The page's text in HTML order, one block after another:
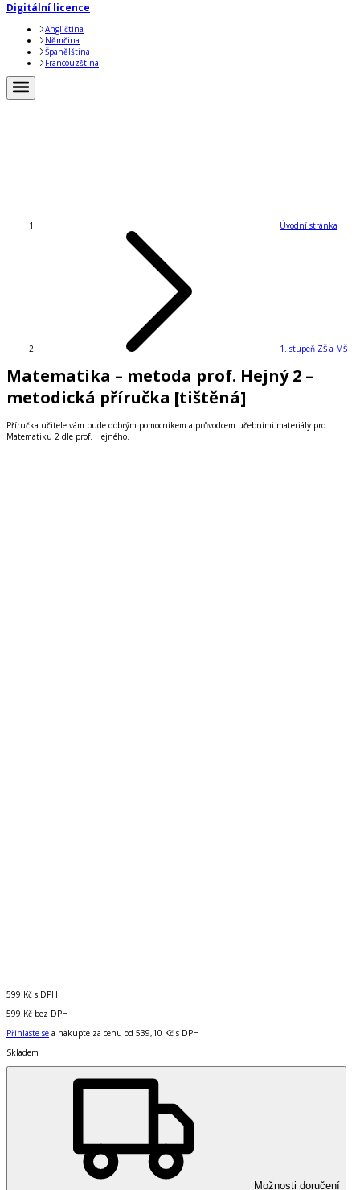
Digitální licence
Angličtina
Němčina
Španělština
Francouzština
Úvodní stránka
1. stupeň ZŠ a MŠ
Matematika – metoda prof. Hejný 2 –
metodická příručka [tištěná]
Příručka učitele vám bude dobrým pomocníkem a průvodcem učebními materiály pro
Matematiku 2 dle prof. Hejného.
599 Kč s DPH
599 Kč bez DPH
Přihlaste se a nakupte za cenu od 539,10 Kč s DPH
Skladem
Možnosti doručení